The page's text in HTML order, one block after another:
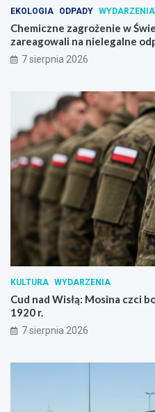
EKOLOGIA ODPADY WYDARZENIA
Chemiczne zagrożenie w
zareagowali na nielegalne
7 sierpnia 2026
KULTURA WYDARZENIA
Cud nad Wisłą: Mosina czci
1920 r.
7 sierpnia 2026